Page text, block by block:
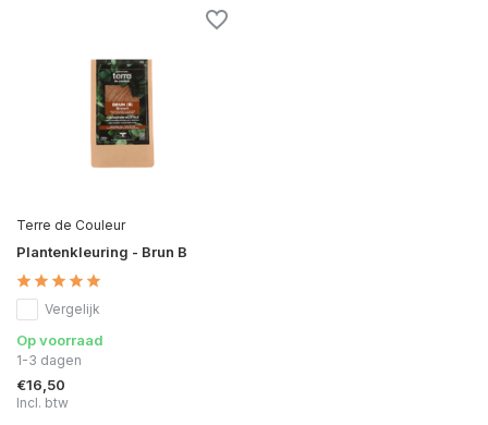
Terre de Couleur
Plantenkleuring - Brun B
Vergelijk
Op voorraad
1-3 dagen
€16,50
Incl. btw